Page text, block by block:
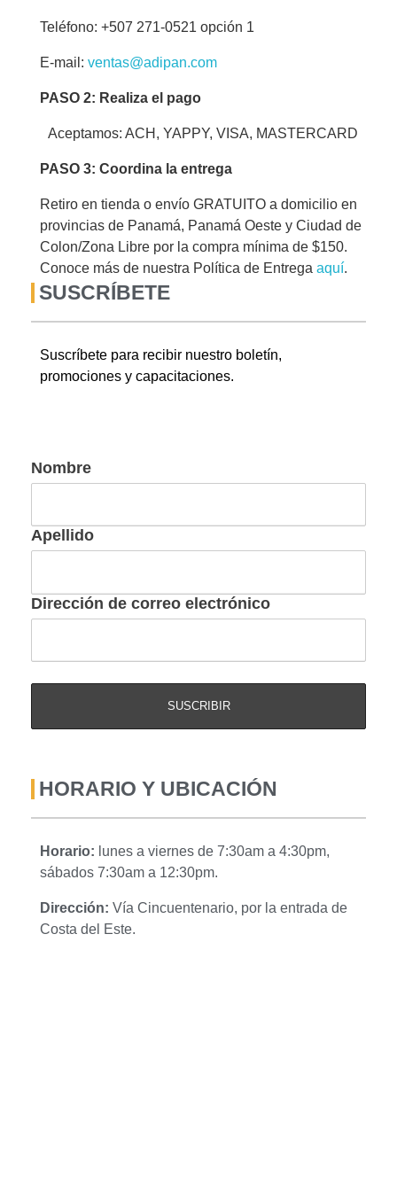
Teléfono: +507 271-0521 opción 1
E-mail: ventas@adipan.com
PASO 2: Realiza el pago
Aceptamos: ACH, YAPPY, VISA, MASTERCARD
PASO 3: Coordina la entrega
Retiro en tienda o envío GRATUITO a domicilio en
provincias de Panamá, Panamá Oeste y Ciudad de
Colon/Zona Libre por la compra mínima de $150.
Conoce más de nuestra Política de Entrega aquí.
SUSCRÍBETE
Suscríbete para recibir nuestro boletín,
promociones y capacitaciones.
Nombre
Apellido
Dirección de correo electrónico
HORARIO Y UBICACIÓN
Horario: lunes a viernes de 7:30am a 4:30pm,
sábados 7:30am a 12:30pm.
Dirección: Vía Cincuentenario, por la entrada de
Costa del Este.